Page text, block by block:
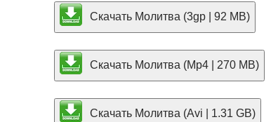
Скачать Молитва (3gp | 92 MB)
Скачать Молитва (Mp4 | 270 MB)
Скачать Молитва (Avi | 1.31 GB)